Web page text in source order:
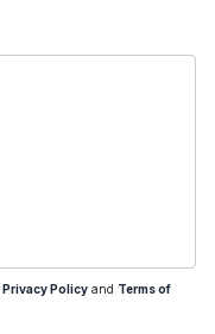
Privacy Policy and Terms of